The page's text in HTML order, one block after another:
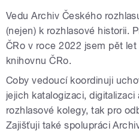
Vedu Archiv Českého
(nejen) k rozhlasové historii.
ČRo v roce 2022 jsem pět
knihovnu ČRo.
Coby vedoucí koordinuji
jejich katalogizaci,
rozhlasové kolegy, tak pro
Zajišťuji také spolupráci